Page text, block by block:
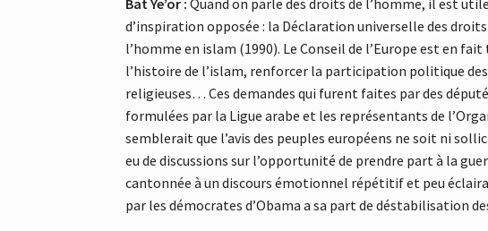
Bat Ye’or : Quand on parle des droits de l’homme, il est
d’inspiration opposée : la Déclaration universelle des
l’homme en islam (1990). Le Conseil de l’Europe est en
l’histoire de l’islam, renforcer la participation politique
religieuses… Ces demandes qui furent faites par des
formulées par la Ligue arabe et les représentants de
semblerait que l’avis des peuples européens ne soit ni
eu de discussions sur l’opportunité de prendre part à la
cantonnée à un discours émotionnel répétitif et peu
par les démocrates d’Obama a sa part de déstabilisation